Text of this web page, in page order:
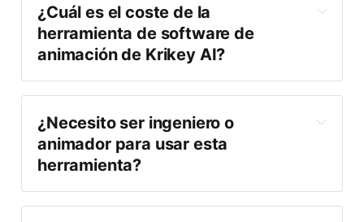
¿Cuál es el coste de la
herramienta de software de
animación de Krikey AI?
¿Necesito ser ingeniero o
animador para usar esta
herramienta?